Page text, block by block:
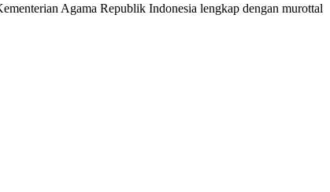
Agama Republik Indonesia lengkap dengan murottal